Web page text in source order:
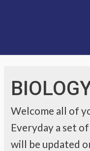
Welcome all of
Everyday a set
will be updated